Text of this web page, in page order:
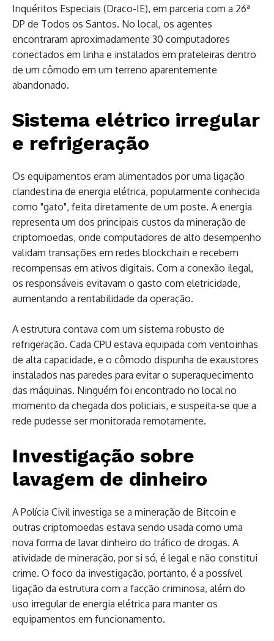
Inquéritos Especiais (Draco-IE), em parceria com a 26ª
DP de Todos os Santos. No local, os agentes
encontraram aproximadamente 30 computadores
conectados em linha e instalados em prateleiras dentro
de um cômodo em um terreno aparentemente
abandonado.
Sistema elétrico irregular
e refrigeração
Os equipamentos eram alimentados por uma ligação
clandestina de energia elétrica, popularmente conhecida
como "gato", feita diretamente de um poste. A energia
representa um dos principais custos da mineração de
criptomoedas, onde computadores de alto desempenho
validam transações em redes blockchain e recebem
recompensas em ativos digitais. Com a conexão ilegal,
os responsáveis evitavam o gasto com eletricidade,
aumentando a rentabilidade da operação.
A estrutura contava com um sistema robusto de
refrigeração. Cada CPU estava equipada com ventoinhas
de alta capacidade, e o cômodo dispunha de exaustores
instalados nas paredes para evitar o superaquecimento
das máquinas. Ninguém foi encontrado no local no
momento da chegada dos policiais, e suspeita-se que a
rede pudesse ser monitorada remotamente.
Investigação sobre
lavagem de dinheiro
A Polícia Civil investiga se a mineração de Bitcoin e
outras criptomoedas estava sendo usada como uma
nova forma de lavar dinheiro do tráfico de drogas. A
atividade de mineração, por si só, é legal e não constitui
crime. O foco da investigação, portanto, é a possível
ligação da estrutura com a facção criminosa, além do
uso irregular de energia elétrica para manter os
equipamentos em funcionamento.